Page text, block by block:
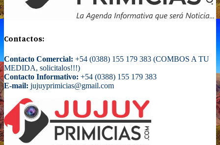
Contactos:
Contacto Comercial: +54 (0388) 155 179 383 (COMBOS A TU
MEDIDA, solicitalos!!!)
Contacto Informativo: +54 (0388) 155 179 383
E-mail: jujuyprimicias@gmail.com